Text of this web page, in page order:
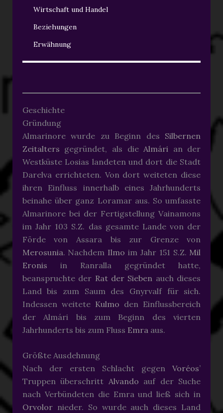
Wirtschaft und Handel
Beziehungen
Erwähnung
Geschichte
Gründung
Almarinore wurde zu Beginn des Silbernen
Zeitalters gegründet, als die Almári an der
Westküste Losias landeten und dort die Stadt
Darelva errichteten. Von dort weiteten diese
ihren Einfluss innerhalb eines Jahrhunderts
beinahe über ganz Loramar aus. So umfasste
Almarinore bei der Fertigstellung Vainamons
im Jahr 103 S.Z. das gesamte Lande von der
Förde von Assara bis zur Grenze von
Merosunia. Nachdem Ilmo im Jahr 151 S.Z. Mil
Eronis in Ranralla gegründet hatte,
beanspruchte der Rat der Sieben auch dieses
Land bis zum Saum des Gnyrvalf für sich.
Indessen weitete Kulmo den Einflussbereich
der Almári bis zum Beginn des vierten
Jahrhunderts bis zum Fluss Emra aus.
Größte Ausdehnung
Nach der ersten Schlacht gegenVoréos’
Truppen überschritt Alvando auf der Suche
nach Verbündeten die Emra und ließ sich in
Orvolornieder. So wurde auch dieses Land